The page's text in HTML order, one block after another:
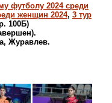
футболу 2024 среди
женщин 2024, 3 тур
100Б)
Журавлев.